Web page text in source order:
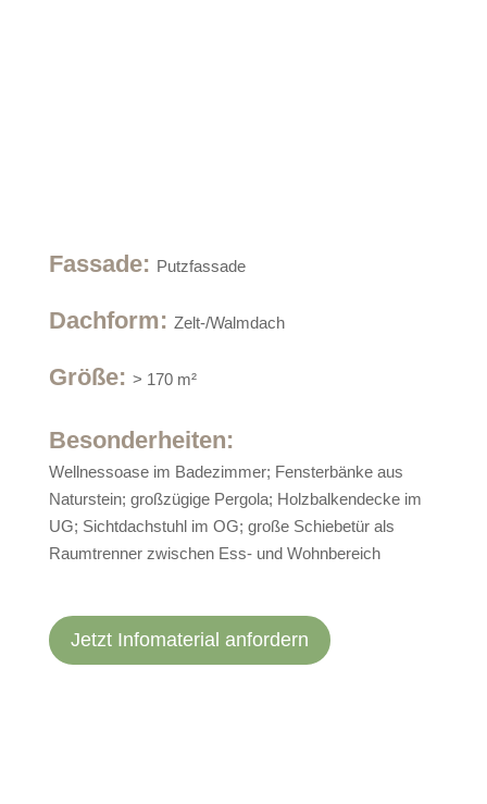
Fassade: Putzfassade
Dachform: Zelt-/Walmdach
Größe: > 170 m²
Besonderheiten:
Wellnessoase im Badezimmer; Fensterbänke aus
Naturstein; großzügige Pergola; Holzbalkendecke im
UG; Sichtdachstuhl im OG; große Schiebetür als
Raumtrenner zwischen Ess- und Wohnbereich
Jetzt Infomaterial anfordern